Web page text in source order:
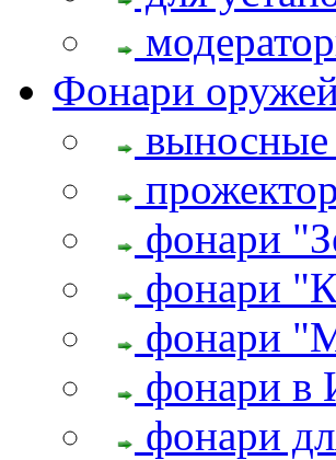
Фонари
фонари
фонари
фонари
фонари в
фонари